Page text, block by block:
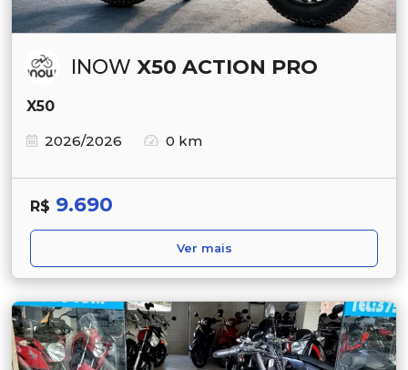
INOW X50 ACTION PRO
X50
2026/2026
0 km
R$ 9.690
Ver mais